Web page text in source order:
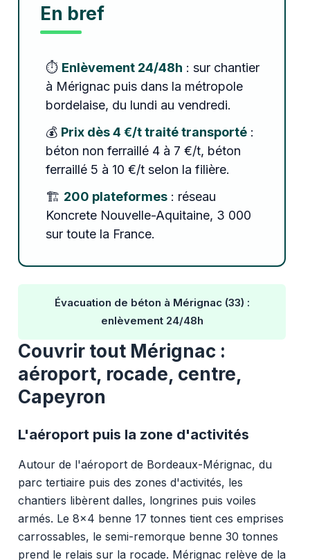
En bref
⏱️ Enlèvement 24/48h : sur chantier
à Mérignac puis dans la métropole
bordelaise, du lundi au vendredi.
💰 Prix dès 4 €/t traité transporté:
béton non ferraillé 4 à 7 €/t, béton
ferraillé 5 à 10 €/t selon la filière.
🏗️ 200 plateformes: réseau
Koncrete Nouvelle-Aquitaine, 3 000
sur toute la France.
Évacuation de béton à Mérignac (33) :
enlèvement 24/48h
Couvrir tout Mérignac :
aéroport, rocade, centre,
Capeyron
L'aéroport puis la zone d'activités
Autour de l'aéroport de Bordeaux-Mérignac, du
parc tertiaire puis des zones d'activités, les
chantiers libèrent dalles, longrines puis voiles
armés. Le 8x4 benne 17 tonnes tient ces emprises
carrossables, le semi-remorque benne 30 tonnes
prend le relais sur la rocade. Mérignac relève de la